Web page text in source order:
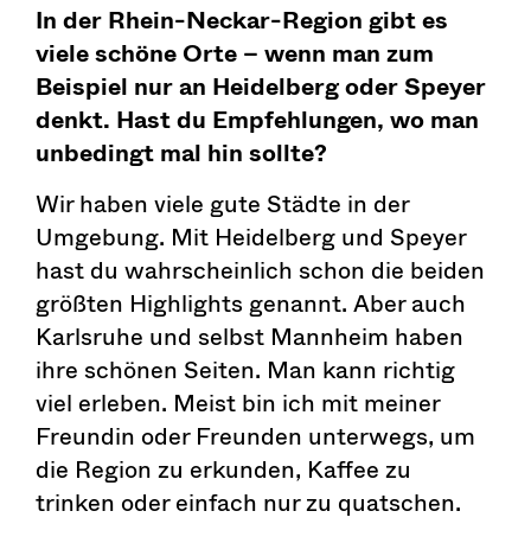
In der Rhein-Neckar-Region gibt es
viele schöne Orte – wenn man zum
Beispiel nur an Heidelberg oder Speyer
denkt. Hast du Empfehlungen, wo man
unbedingt mal hin sollte?
Wir haben viele gute Städte in der
Umgebung. Mit Heidelberg und Speyer
hast du wahrscheinlich schon die beiden
größten Highlights genannt. Aber auch
Karlsruhe und selbst Mannheim haben
ihre schönen Seiten. Man kann richtig
viel erleben. Meist bin ich mit meiner
Freundin oder Freunden unterwegs, um
die Region zu erkunden, Kaffee zu
trinken oder einfach nur zu quatschen.